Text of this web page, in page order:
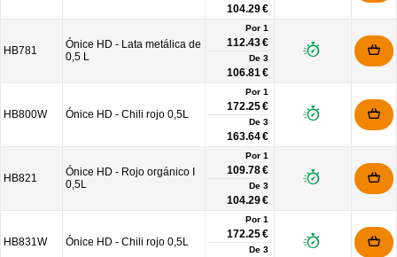
104.29 €
HB781
Ónice HD - Lata metálica de
0,5 L
Por 1
112.43 €
De 3
106.81 €
HB800W Ónice HD - Chili rojo 0,5L
Por 1
172.25 €
De 3
163.64 €
HB821
Ónice HD - Rojo orgánico I
0,5L
Por 1
109.78 €
De 3
104.29 €
HB831W Ónice HD - Chili rojo 0,5L
Por 1
172.25 €
De 3